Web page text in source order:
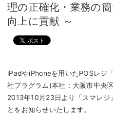
理の正確化・業務の
向上に貢献 ～
iPadやiPhoneを用いたPOSレジ
社プラグラム(本社：大阪市中央
2013年10月23日より「スマレジ
とをお知らせいたします。